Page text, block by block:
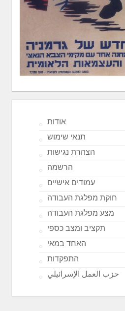
אודות
תנאי שימוש
הצהרת נגישות
הרשמה
עמודים אישיים
חוקת מפלגת העבודה
מצע מפלגת העבודה
תקציב ומצב כספי
האחד במאי
התפקדות
حزب العمل الإسرائيلي